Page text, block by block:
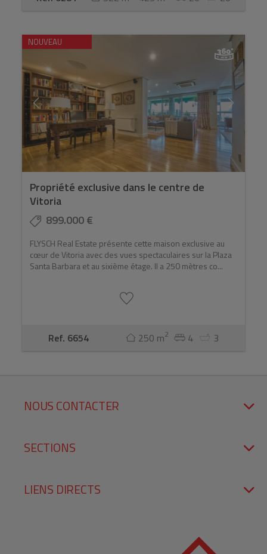
NOUVEAU
Propriété exclusive dans le centre de
Vitoria
899.000 €
FLYSCH Real Estate présente cette maison exclusive au
cœur de Vitoria avec des vues spectaculaires sur la Plaza
Santa Barbara et au sixième étage. Il a 250 mètres co...
Ref. 6654 250 m2 4 3
NOUS CONTACTER
SECTIONS
LIENS DIRECTS